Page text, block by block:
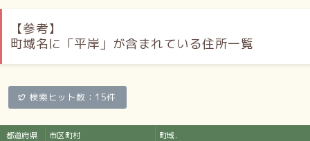
白石中の島通：地区内を東から西に抜ける。
環状通：地区内を東から西に抜ける。
白石藻岩通：地区内を東から西に抜ける。
【参考】
町域名に「平岸」が含まれている住所一覧
検索ヒット数：15件
都道府県 市区町村 町域.